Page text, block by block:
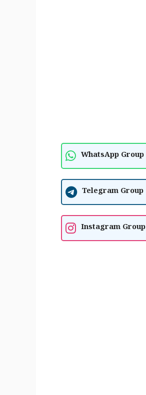
WhatsApp Group
Telegram Group
Instagram Group